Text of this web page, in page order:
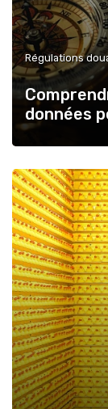
Régulations
données